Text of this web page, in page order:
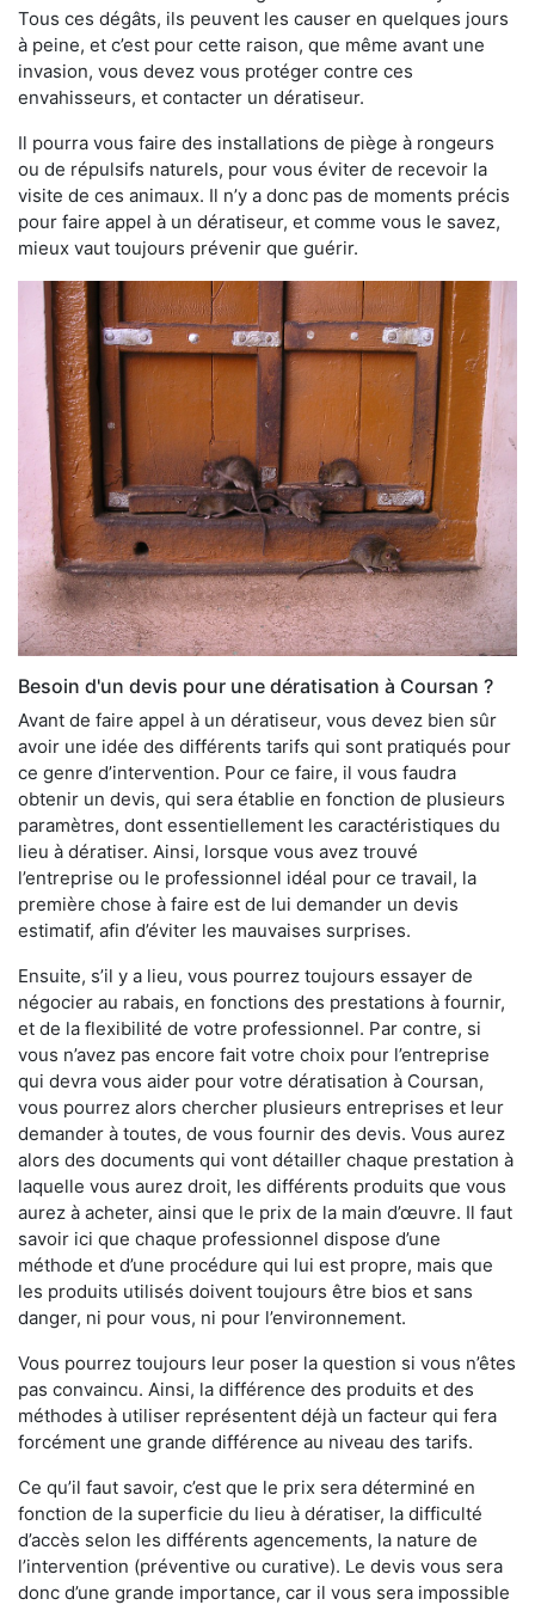
Tous ces dégâts, ils peuvent les causer en quelques jours
à peine, et c’est pour cette raison, que même avant une
invasion, vous devez vous protéger contre ces
envahisseurs, et contacter un dératiseur.
Il pourra vous faire des installations de piège à rongeurs
ou de répulsifs naturels, pour vous éviter de recevoir la
visite de ces animaux. Il n’y a donc pas de moments précis
pour faire appel à un dératiseur, et comme vous le savez,
mieux vaut toujours prévenir que guérir.
Besoin d'un devis pour une dératisation à Coursan ?
Avant de faire appel à un dératiseur, vous devez bien sûr
avoir une idée des différents tarifs qui sont pratiqués pour
ce genre d’intervention. Pour ce faire, il vous faudra
obtenir un devis, qui sera établie en fonction de plusieurs
paramètres, dont essentiellement les caractéristiques du
lieu à dératiser. Ainsi, lorsque vous avez trouvé
l’entreprise ou le professionnel idéal pour ce travail, la
première chose à faire est de lui demander un devis
estimatif, afin d’éviter les mauvaises surprises.
Ensuite, s’il y a lieu, vous pourrez toujours essayer de
négocier au rabais, en fonctions des prestations à fournir,
et de la flexibilité de votre professionnel. Par contre, si
vous n’avez pas encore fait votre choix pour l’entreprise
qui devra vous aider pour votre dératisation à Coursan,
vous pourrez alors chercher plusieurs entreprises et leur
demander à toutes, de vous fournir des devis. Vous aurez
alors des documents qui vont détailler chaque prestation à
laquelle vous aurez droit, les différents produits que vous
aurez à acheter, ainsi que le prix de la main d’œuvre. Il faut
savoir ici que chaque professionnel dispose d’une
méthode et d’une procédure qui lui est propre, mais que
les produits utilisés doivent toujours être bios et sans
danger, ni pour vous, ni pour l’environnement.
Vous pourrez toujours leur poser la question si vous n’êtes
pas convaincu. Ainsi, la différence des produits et des
méthodes à utiliser représentent déjà un facteur qui fera
forcément une grande différence au niveau des tarifs.
Ce qu’il faut savoir, c’est que le prix sera déterminé en
fonction de la superficie du lieu à dératiser, la difficulté
d’accès selon les différents agencements, la nature de
l’intervention (préventive ou curative). Le devis vous sera
donc d’une grande importance, car il vous sera impossible